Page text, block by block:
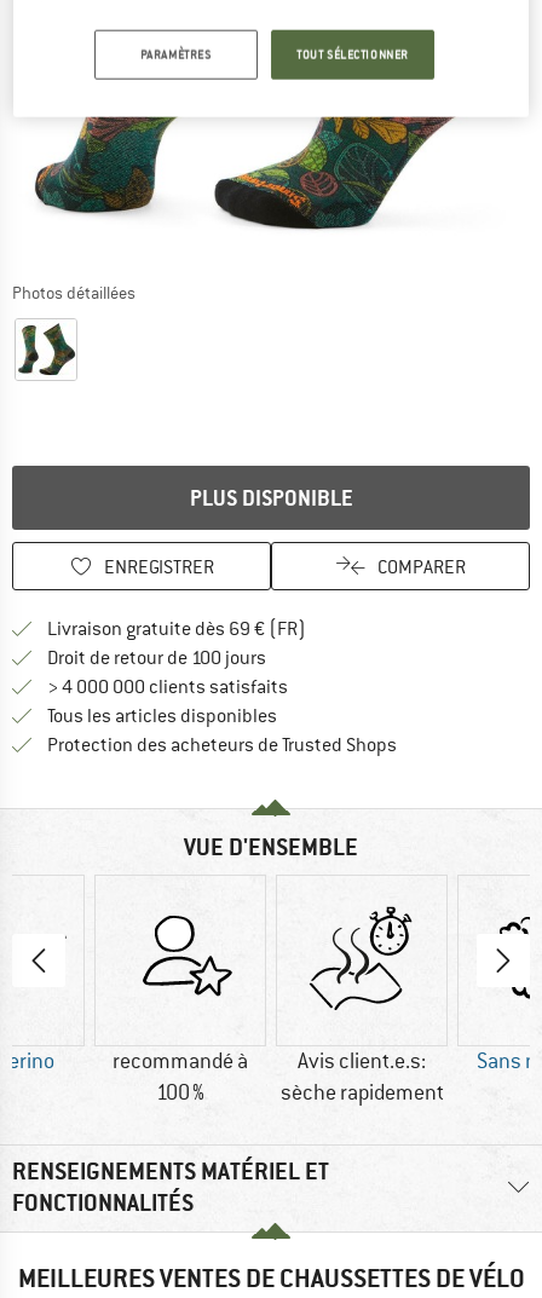
Photos détaillées
PLUS DISPONIBLE
ENREGISTRER COMPARER
Livraison gratuite dès 69 € (FR)
Droit de retour de 100 jours
> 4 000 000 clients satisfaits
Tous les articles disponibles
Protection des acheteurs de Trusted Shops
VUE D'ENSEMBLE
recommandé à
100 %
Avis client.e.s:
sèche rapidement
Sans
RENSEIGNEMENTS MATÉRIEL ET
FONCTIONNALITÉS
MEILLEURES VENTES DE CHAUSSETTES DE VÉLO
PARAMÈTRES TOUT SÉLECTIONNER